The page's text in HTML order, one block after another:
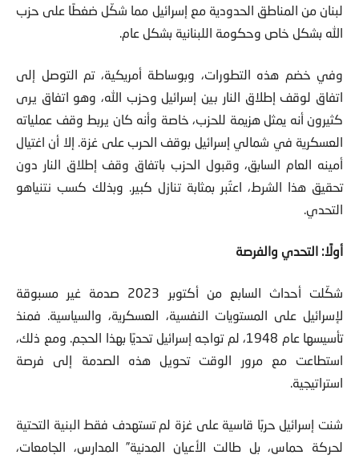
لبنان من المناطق الحدودية مع إسرائيل مما شكّل ضغطًا على حزب
الله بشكل خاص وحكومة اللبنانية بشكل عام.
وفي خضم هذه التطورات، وبوساطة أمريكية، تم التوصل إلى
اتفاق لوقف إطلاق النار بين إسرائيل وحزب الله، وهو اتفاق يرى
كثيرون أنه يمثل هزيمة للحزب، خاصة وأنه كان يربط وقف عملياته
العسكرية في شمالي إسرائيل بوقف الحرب على غزة. إلا أن اغتيال
أمينه العام السابق، وقبول الحزب باتفاق وقف إطلاق النار دون
تحقيق هذا الشرط، اعتُبر بمثابة تنازل كبير. وبذلك كسب نتنياهو
التحدي.
أولًا: التحدي والفرصة
شكّلت أحداث السابع من أكتوبر 2023 صدمة غير مسبوقة
لإسرائيل على المستويات النفسية، العسكرية، والسياسية. فمنذ
تأسيسها عام 1948، لم تواجه إسرائيل تحديًا بهذا الحجم. ومع ذلك،
استطاعت مع مرور الوقت تحويل هذه الصدمة إلى فرصة
استراتيجية.
شنت إسرائيل حربًا قاسية على غزة لم تستهدف فقط البنية التحتية
لحركة حماس، بل طالت الأعيان المدنية” المدارس، الجامعات،